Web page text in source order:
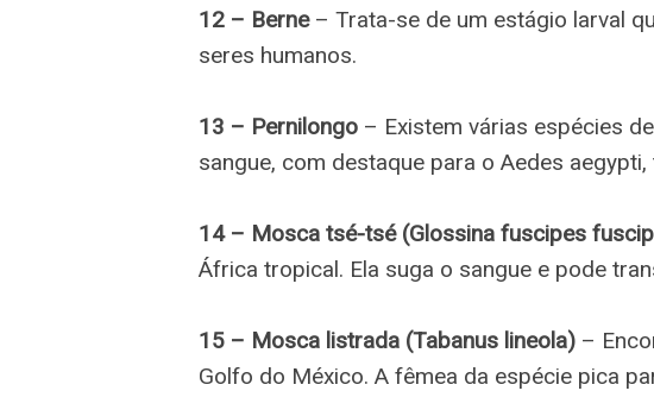
12 – Berne– Trata-se de um estágio larval
seres humanos.
13 – Pernilongo – Existem várias espécies
sangue, com destaque para o Aedes
14 – Mosca tsé-tsé (Glossina fuscipes
África tropical. Ela suga o sangue e pode
15 – Mosca listrada (Tabanus lineola) –
Golfo do México. A fêmea da espécie pica